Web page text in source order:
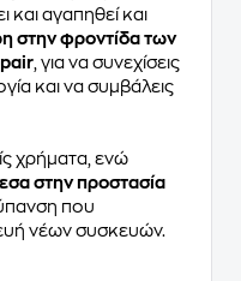
και αγαπηθεί και
στην φροντίδα των
, για να συνεχίσεις
και να συμβάλεις
χρήματα, ενώ
στην προστασία
που
νέων συσκευών.